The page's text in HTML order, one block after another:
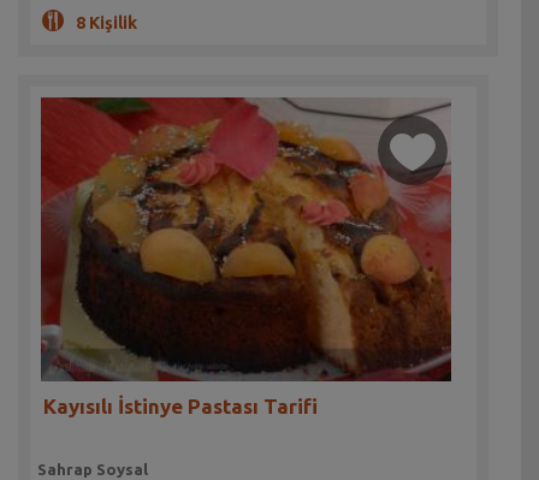
8 Kişilik
Kayısılı İstinye Pastası Tarifi
Sahrap Soysal